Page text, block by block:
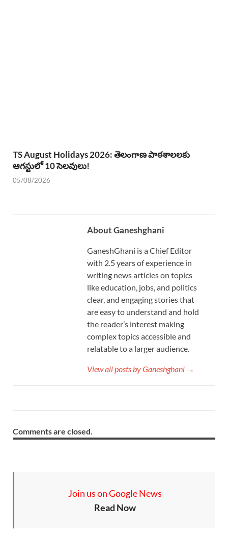
TS August Holidays 2026: తెలంగాణ పాఠశాలలకు
ఆగస్టులో 10 సెలవులు!
05/08/2026
About Ganeshghani
GaneshGhani is a Chief Editor
with 2.5 years of experience in
writing news articles on topics
like education, jobs, and politics
clear, and engaging stories that
are easy to understand and hold
the reader’s interest making
complex topics accessible and
relatable to a larger audience.
View all posts by Ganeshghani →
Comments are closed.
Join us on Google News
Read Now